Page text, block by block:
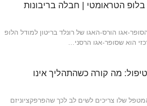
בלופ הטראומטי | חבלה בריבונות
אגו הורס-האגו של רונלד בריטון למודל הלופ
הוא שסופר-אגו הרסני…
מה קורה כשהתהליך אינו
שלו צריכים לשים לב לכך שהפרפקציוניזם